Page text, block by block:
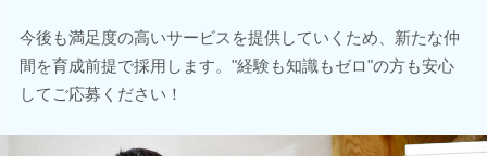
今後も満足度の高いサービスを提供していくため、新たな仲
間を育成前提で採用します。"経験も知識もゼロ"の方も安心
してご応募ください！